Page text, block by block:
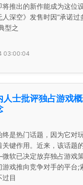
将推出的新作能成为这位
深空》发售时因“承诺过
型之
03:00:04
人士批评独占游戏
终是热门话题，因为它对
关键作用。近来，该话题
软已决定放弃独占游戏
游戏推向竞争对手的平台;
过目